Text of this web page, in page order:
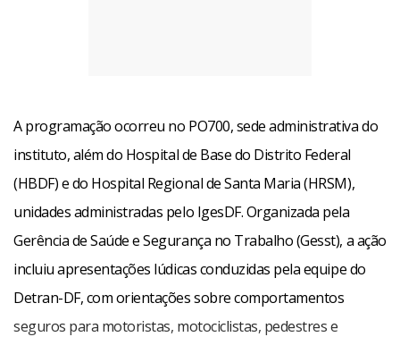
A programação ocorreu no PO700, sede administrativa do
instituto, além do Hospital de Base do Distrito Federal
(HBDF) e do Hospital Regional de Santa Maria (HRSM),
unidades administradas pelo IgesDF. Organizada pela
Gerência de Saúde e Segurança no Trabalho (Gesst), a ação
incluiu apresentações lúdicas conduzidas pela equipe do
Detran-DF, com orientações sobre comportamentos
seguros para motoristas, motociclistas, pedestres e